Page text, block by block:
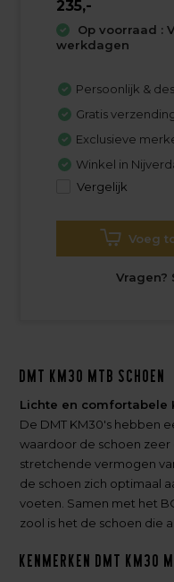
235,-
Op voorraad :
werkdagen
Persoonlijk &
Gratis
Exclusieve
Winkel in
Vergelijk
Voeg
Vragen?
DMT KM30 MTB schoen
Lichte en comfortabele
De DMT KM30's hebben
waardoor de schoen
stretchende vermogen
de schoen zich optimaal
voeten. Samen met het
zool is het de schoen die
Kenmerken DMT KM30